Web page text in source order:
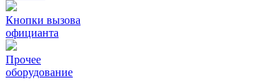
Кнопки вызова
официанта
Прочее
оборудование